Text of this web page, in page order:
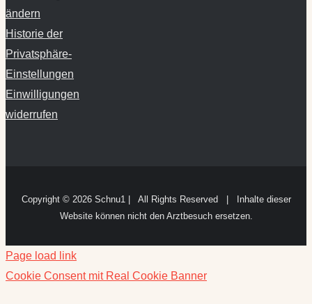
ändern
Historie der
Privatsphäre-
Einstellungen
Einwilligungen
widerrufen
Copyright © 2026 Schnu1 | All Rights Reserved | Inhalte dieser
Website können nicht den Arztbesuch ersetzen.
Page load link
Cookie Consent mit Real Cookie Banner